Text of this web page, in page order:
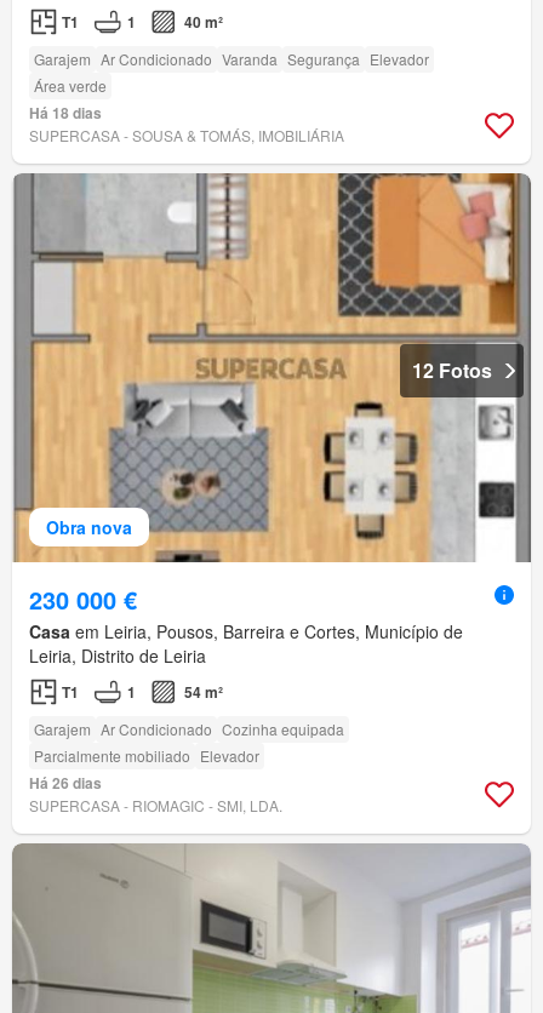
T1 1 40 m²
Garajem Ar Condicionado Varanda Segurança Elevador
Área verde
Há 18 dias
SUPERCASA - SOUSA & TOMÁS, IMOBILIÁRIA
Obra nova
12 Fotos
230 000 €
Casa em Leiria, Pousos, Barreira e Cortes, Município de
Leiria, Distrito de Leiria
T1 1 54 m²
Garajem Ar Condicionado Cozinha equipada
Parcialmente mobiliado Elevador
Há 26 dias
SUPERCASA - RIOMAGIC - SMI, LDA.